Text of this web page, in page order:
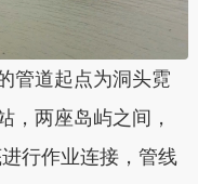
管道起点为洞头霓
，两座岛屿之间，
行作业连接，管线